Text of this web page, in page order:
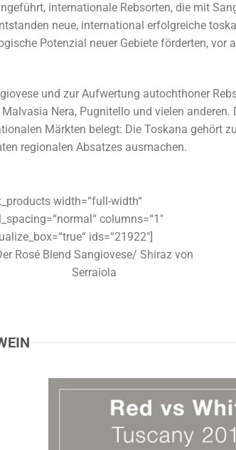
internationale Rebsorten, die mit
neue, international erfolgreiche
Potenzial neuer Gebiete förderten, vor
und zur Aufwertung autochthoner
Nera, Pugnitello und vielen anderen.
Märkten belegt: Die Toskana gehört
regionalen Absatzes ausmachen.
width=“full-width“
columns=“1″
ids=“21922″]
Rosé Blend Sangiovese/ Shiraz von
Serraiola